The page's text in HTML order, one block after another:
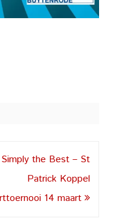
the Best – St
Patrick Koppel
14 maart